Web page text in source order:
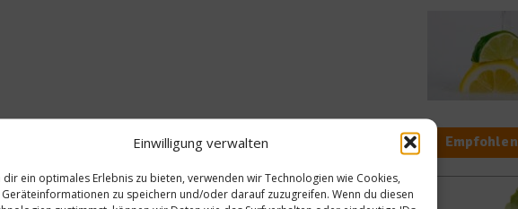
Einwilligung verwalten
dir ein optimales Erlebnis zu bieten, verwenden wir Technologien wie Cookies,
Geräteinformationen zu speichern und/oder darauf zuzugreifen. Wenn du diesen
Empfohlen